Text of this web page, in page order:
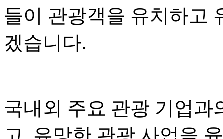
들이 관광객을 유치하고
겠습니다.
국내외 주요 관광 기업과
고, 유망한 관광 사업을